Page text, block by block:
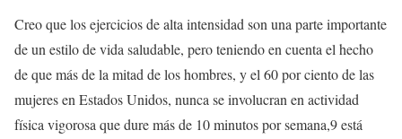
Creo que los ejercicios de alta intensidad son una parte importante
de un estilo de vida saludable, pero teniendo en cuenta el hecho
de que más de la mitad de los hombres, y el 60 por ciento de las
mujeres en Estados Unidos, nunca se involucran en actividad
física vigorosa que dure más de 10 minutos por semana,9 está